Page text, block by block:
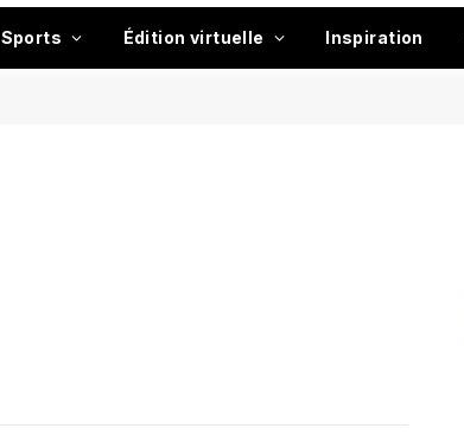
Sports Édition virtuelle Inspiration